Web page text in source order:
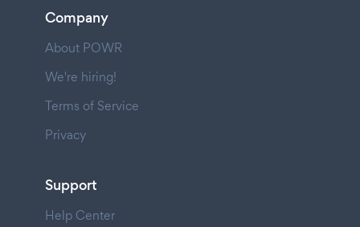
Company
About POWR
We're hiring!
Terms of Service
Privacy
Support
Help Center